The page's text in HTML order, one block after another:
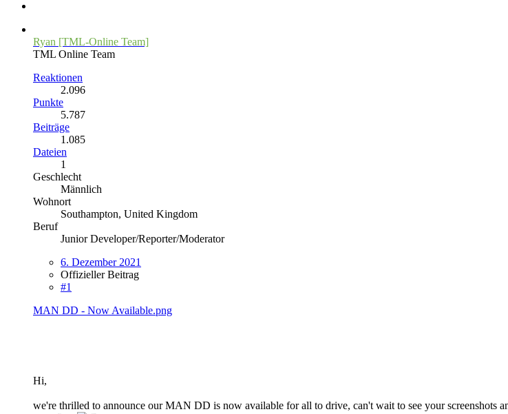
Ryan [TML-Online Team]
TML Online Team
Reaktionen
2.096
Punkte
5.787
Beiträge
1.085
Dateien
1
Geschlecht
Männlich
Wohnort
Southampton, United Kingdom
Beruf
Junior Developer/Reporter/Moderator
6. Dezember 2021
Offizieller Beitrag
#1
MAN DD - Now Available.png
Hi,
we're thrilled to announce our MAN DD is now available for all to drive, can't wait to see your screenshots